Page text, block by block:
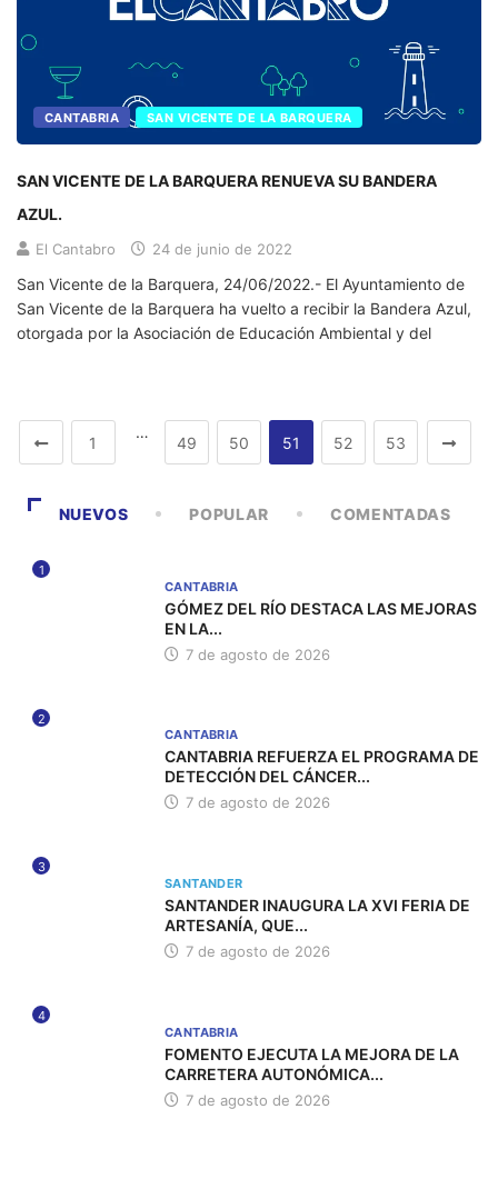
CANTABRIA SAN VICENTE DE LA BARQUERA
SAN VICENTE DE LA BARQUERA RENUEVA SU BANDERA
AZUL.
El Cantabro 24 de junio de 2022
San Vicente de la Barquera, 24/06/2022.- El Ayuntamiento de
San Vicente de la Barquera ha vuelto a recibir la Bandera Azul,
otorgada por la Asociación de Educación Ambiental y del
1
…
49 50 51 52 53
NUEVOS POPULAR COMENTADAS
1
CANTABRIA
GÓMEZ DEL RÍO DESTACA LAS MEJORAS
EN LA...
7 de agosto de 2026
2
CANTABRIA
CANTABRIA REFUERZA EL PROGRAMA DE
DETECCIÓN DEL CÁNCER...
7 de agosto de 2026
3
SANTANDER
SANTANDER INAUGURA LA XVI FERIA DE
ARTESANÍA, QUE...
7 de agosto de 2026
4
CANTABRIA
FOMENTO EJECUTA LA MEJORA DE LA
CARRETERA AUTONÓMICA...
7 de agosto de 2026